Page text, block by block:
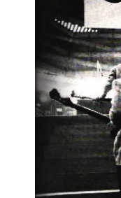
HISTORIE -
HISTORIE - SERŽANT
HISTORIE - KONEC
HISTORIE - ...PO